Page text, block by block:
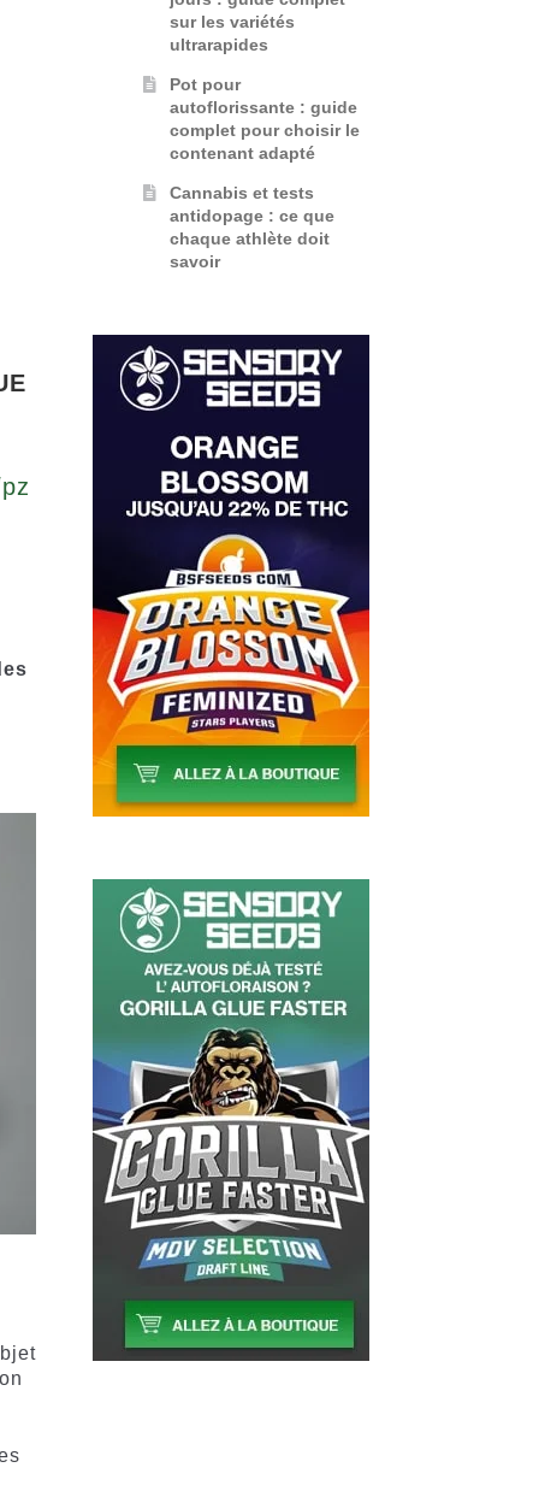
sur les variétés
ultrarapides
Pot pour
autoflorissante : guide
complet pour choisir le
contenant adapté
Cannabis et tests
antidopage : ce que
chaque athlète doit
savoir